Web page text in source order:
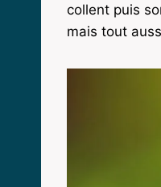
collent puis
mais tout